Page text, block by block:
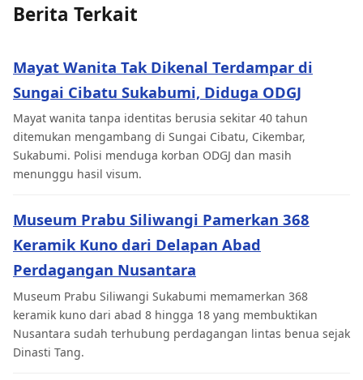
Berita Terkait
Mayat Wanita Tak Dikenal Terdampar di
Sungai Cibatu Sukabumi, Diduga ODGJ
Mayat wanita tanpa identitas berusia sekitar 40 tahun
ditemukan mengambang di Sungai Cibatu, Cikembar,
Sukabumi. Polisi menduga korban ODGJ dan masih
menunggu hasil visum.
Museum Prabu Siliwangi Pamerkan 368
Keramik Kuno dari Delapan Abad
Perdagangan Nusantara
Museum Prabu Siliwangi Sukabumi memamerkan 368
keramik kuno dari abad 8 hingga 18 yang membuktikan
Nusantara sudah terhubung perdagangan lintas benua sejak
Dinasti Tang.